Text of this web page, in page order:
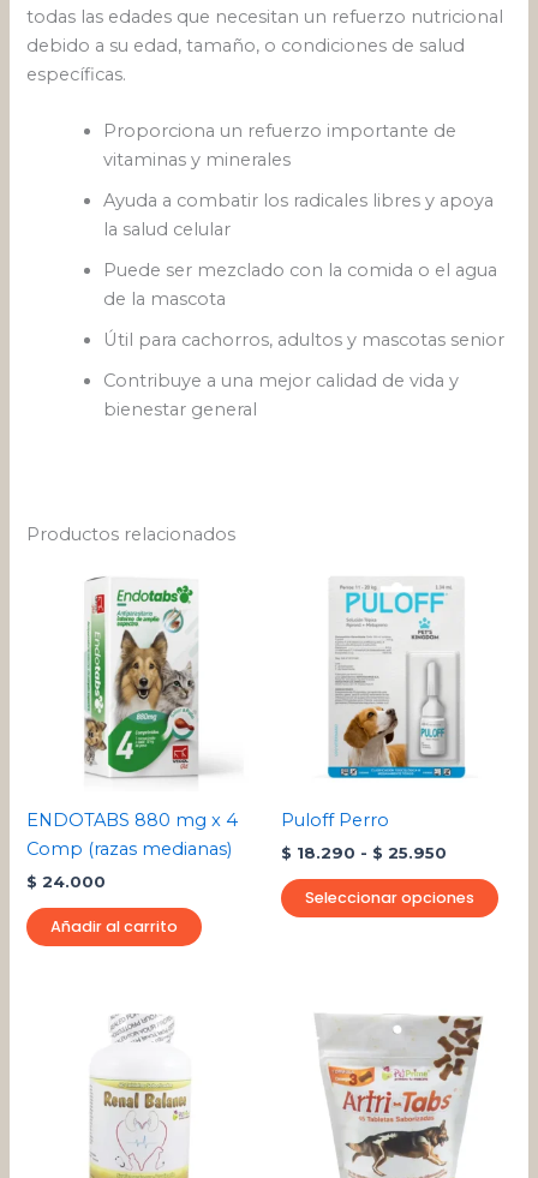
todas las edades que necesitan un refuerzo nutricional
debido a su edad, tamaño, o condiciones de salud
específicas.
Proporciona un refuerzo importante de
vitaminas y minerales
Ayuda a combatir los radicales libres y apoya
la salud celular
Puede ser mezclado con la comida o el agua
de la mascota
Útil para cachorros, adultos y mascotas senior
Contribuye a una mejor calidad de vida y
bienestar general
Productos relacionados
ENDOTABS 880 mg x 4
Comp (razas medianas)
$ 24.000
Añadir al carrito
Puloff Perro
$ 18.290 - $ 25.950
de
$ 18.290
Seleccionar opciones
la